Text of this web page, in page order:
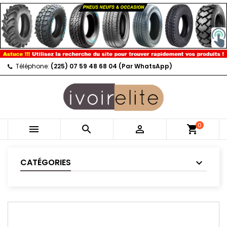
Téléphone: (225) 07 59 48 68 04 (Par WhatsApp)
   shopping_cart0
CATÉGORIES